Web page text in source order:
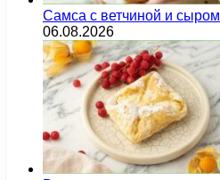
Самса с ветчиной и сыром
06.08.2026